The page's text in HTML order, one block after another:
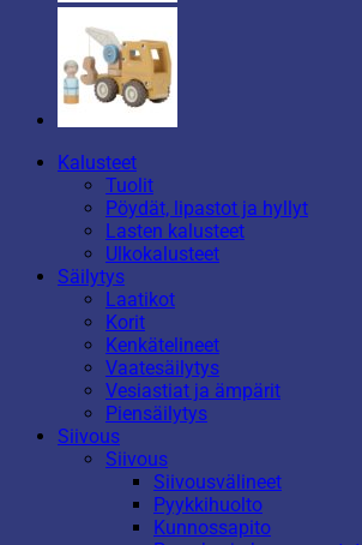
Kalusteet
Tuolit
Pöydät, lipastot ja hyllyt
Lasten kalusteet
Ulkokalusteet
Säilytys
Laatikot
Korit
Kenkätelineet
Vaatesäilytys
Vesiastiat ja ämpärit
Piensäilytys
Siivous
Siivous
Siivousvälineet
Pyykkihuolto
Kunnossapito